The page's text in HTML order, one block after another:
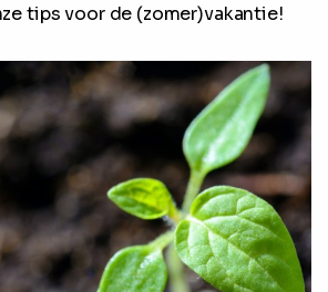
tips voor de (zomer)vakantie!